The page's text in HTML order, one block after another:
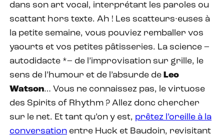
dans son art vocal, interprétant les paroles ou
scattant hors texte. Ah ! Les scatteurs·euses à
la petite semaine, vous pouviez remballer vos
yaourts et vos petites pâtisseries. La science –
autodidacte *– de l’improvisation sur grille, le
sens de l’humour et de l’absurde de Leo
Watson… Vous ne connaissez pas, le virtuose
des Spirits of Rhythm ? Allez donc chercher
sur le net. Et tant qu’on y est, prêtez l’oreille à la
conversation entre Huck et Baudoin, revisitant